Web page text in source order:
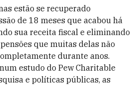
estão se recuperado
de 18 meses que acabou há
sua receita fiscal e eliminando
que muitas delas não
durante anos.
estudo do Pew Charitable
e políticas públicas, as